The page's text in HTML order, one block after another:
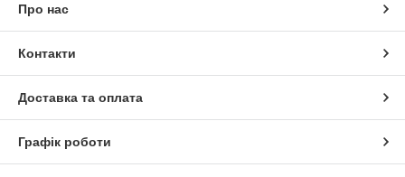
Про нас
Контакти
Доставка та оплата
Графік роботи